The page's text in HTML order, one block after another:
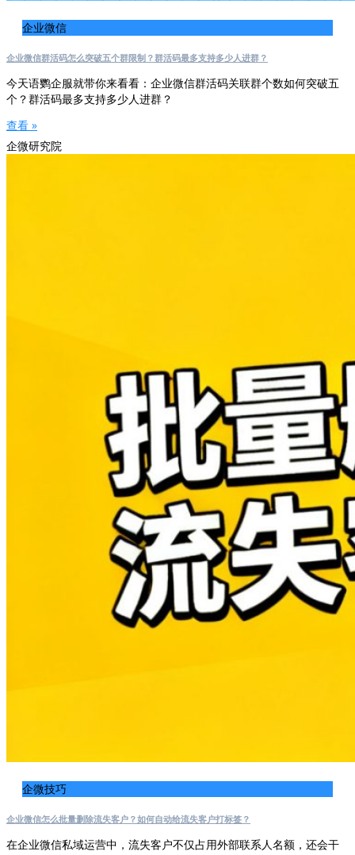
企业微信
企业微信群活码怎么突破五个群限制？群活码最多支持多少人进群？
今天语鹦企服就带你来看看：企业微信群活码关联群个数如何突破五
个？群活码最多支持多少人进群？
查看 »
企微研究院
企微技巧
企业微信怎么批量删除流失客户？如何自动给流失客户打标签？
在企业微信私域运营中，流失客户不仅占用外部联系人名额，还会干